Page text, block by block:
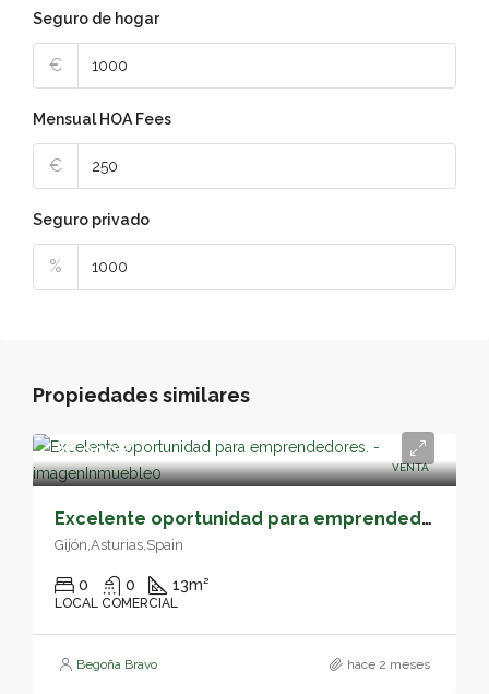
Seguro de hogar
€
Mensual HOA Fees
€
Seguro privado
%
Propiedades similares
VENTA
26,000€
Excelente oportunidad para emprendedores. – 05144
Gijón,Asturias,Spain
0 0 13m²
LOCAL COMERCIAL
Begoña Bravo hace 2 meses